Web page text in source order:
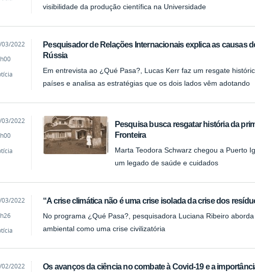
visibilidade da produção científica na Universidade
Pesquisador de Relações Internacionais explica as causas
Rússia
Em entrevista ao ¿Qué Pasa?, Lucas Kerr faz um resgate
países e analisa as estratégias que os dois lados vêm adotando
03/2022
Pesquisa busca resgatar história da
Fronteira
Marta Teodora Schwarz chegou a Puerto
um legado de saúde e cuidados
2022
“A crise climática não é uma crise isolada da crise dos
No programa ¿Qué Pasa?, pesquisadora Luciana Ribeiro
ambiental como uma crise civilizatória
2022
Os avanços da ciência no combate à Covid-19 e a
02/2022